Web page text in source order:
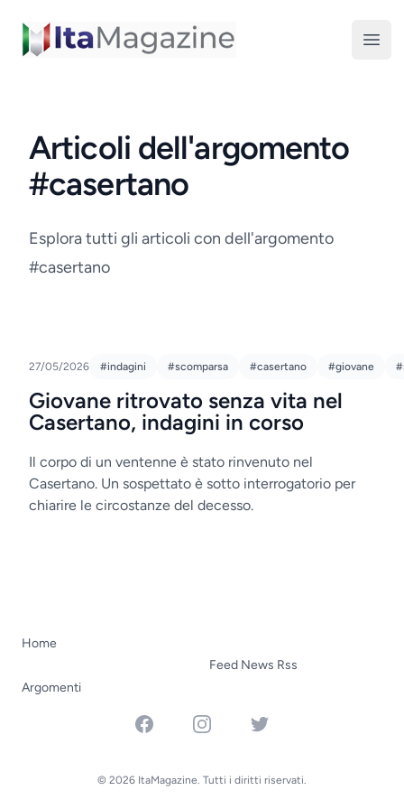
ItaMagazine
Articoli dell'argomento
#casertano
Esplora tutti gli articoli con dell'argomento
#casertano
27/05/2026 #indagini #scomparsa #casertano #giovane
Giovane ritrovato senza vita nel
Casertano, indagini in corso
Il corpo di un ventenne è stato rinvenuto nel
Casertano. Un sospettato è sotto interrogatorio per
chiarire le circostanze del decesso.
Home
Argomenti
Feed News Rss
FacebookInstagramTwitter
© 2026 ItaMagazine. Tutti i diritti riservati.